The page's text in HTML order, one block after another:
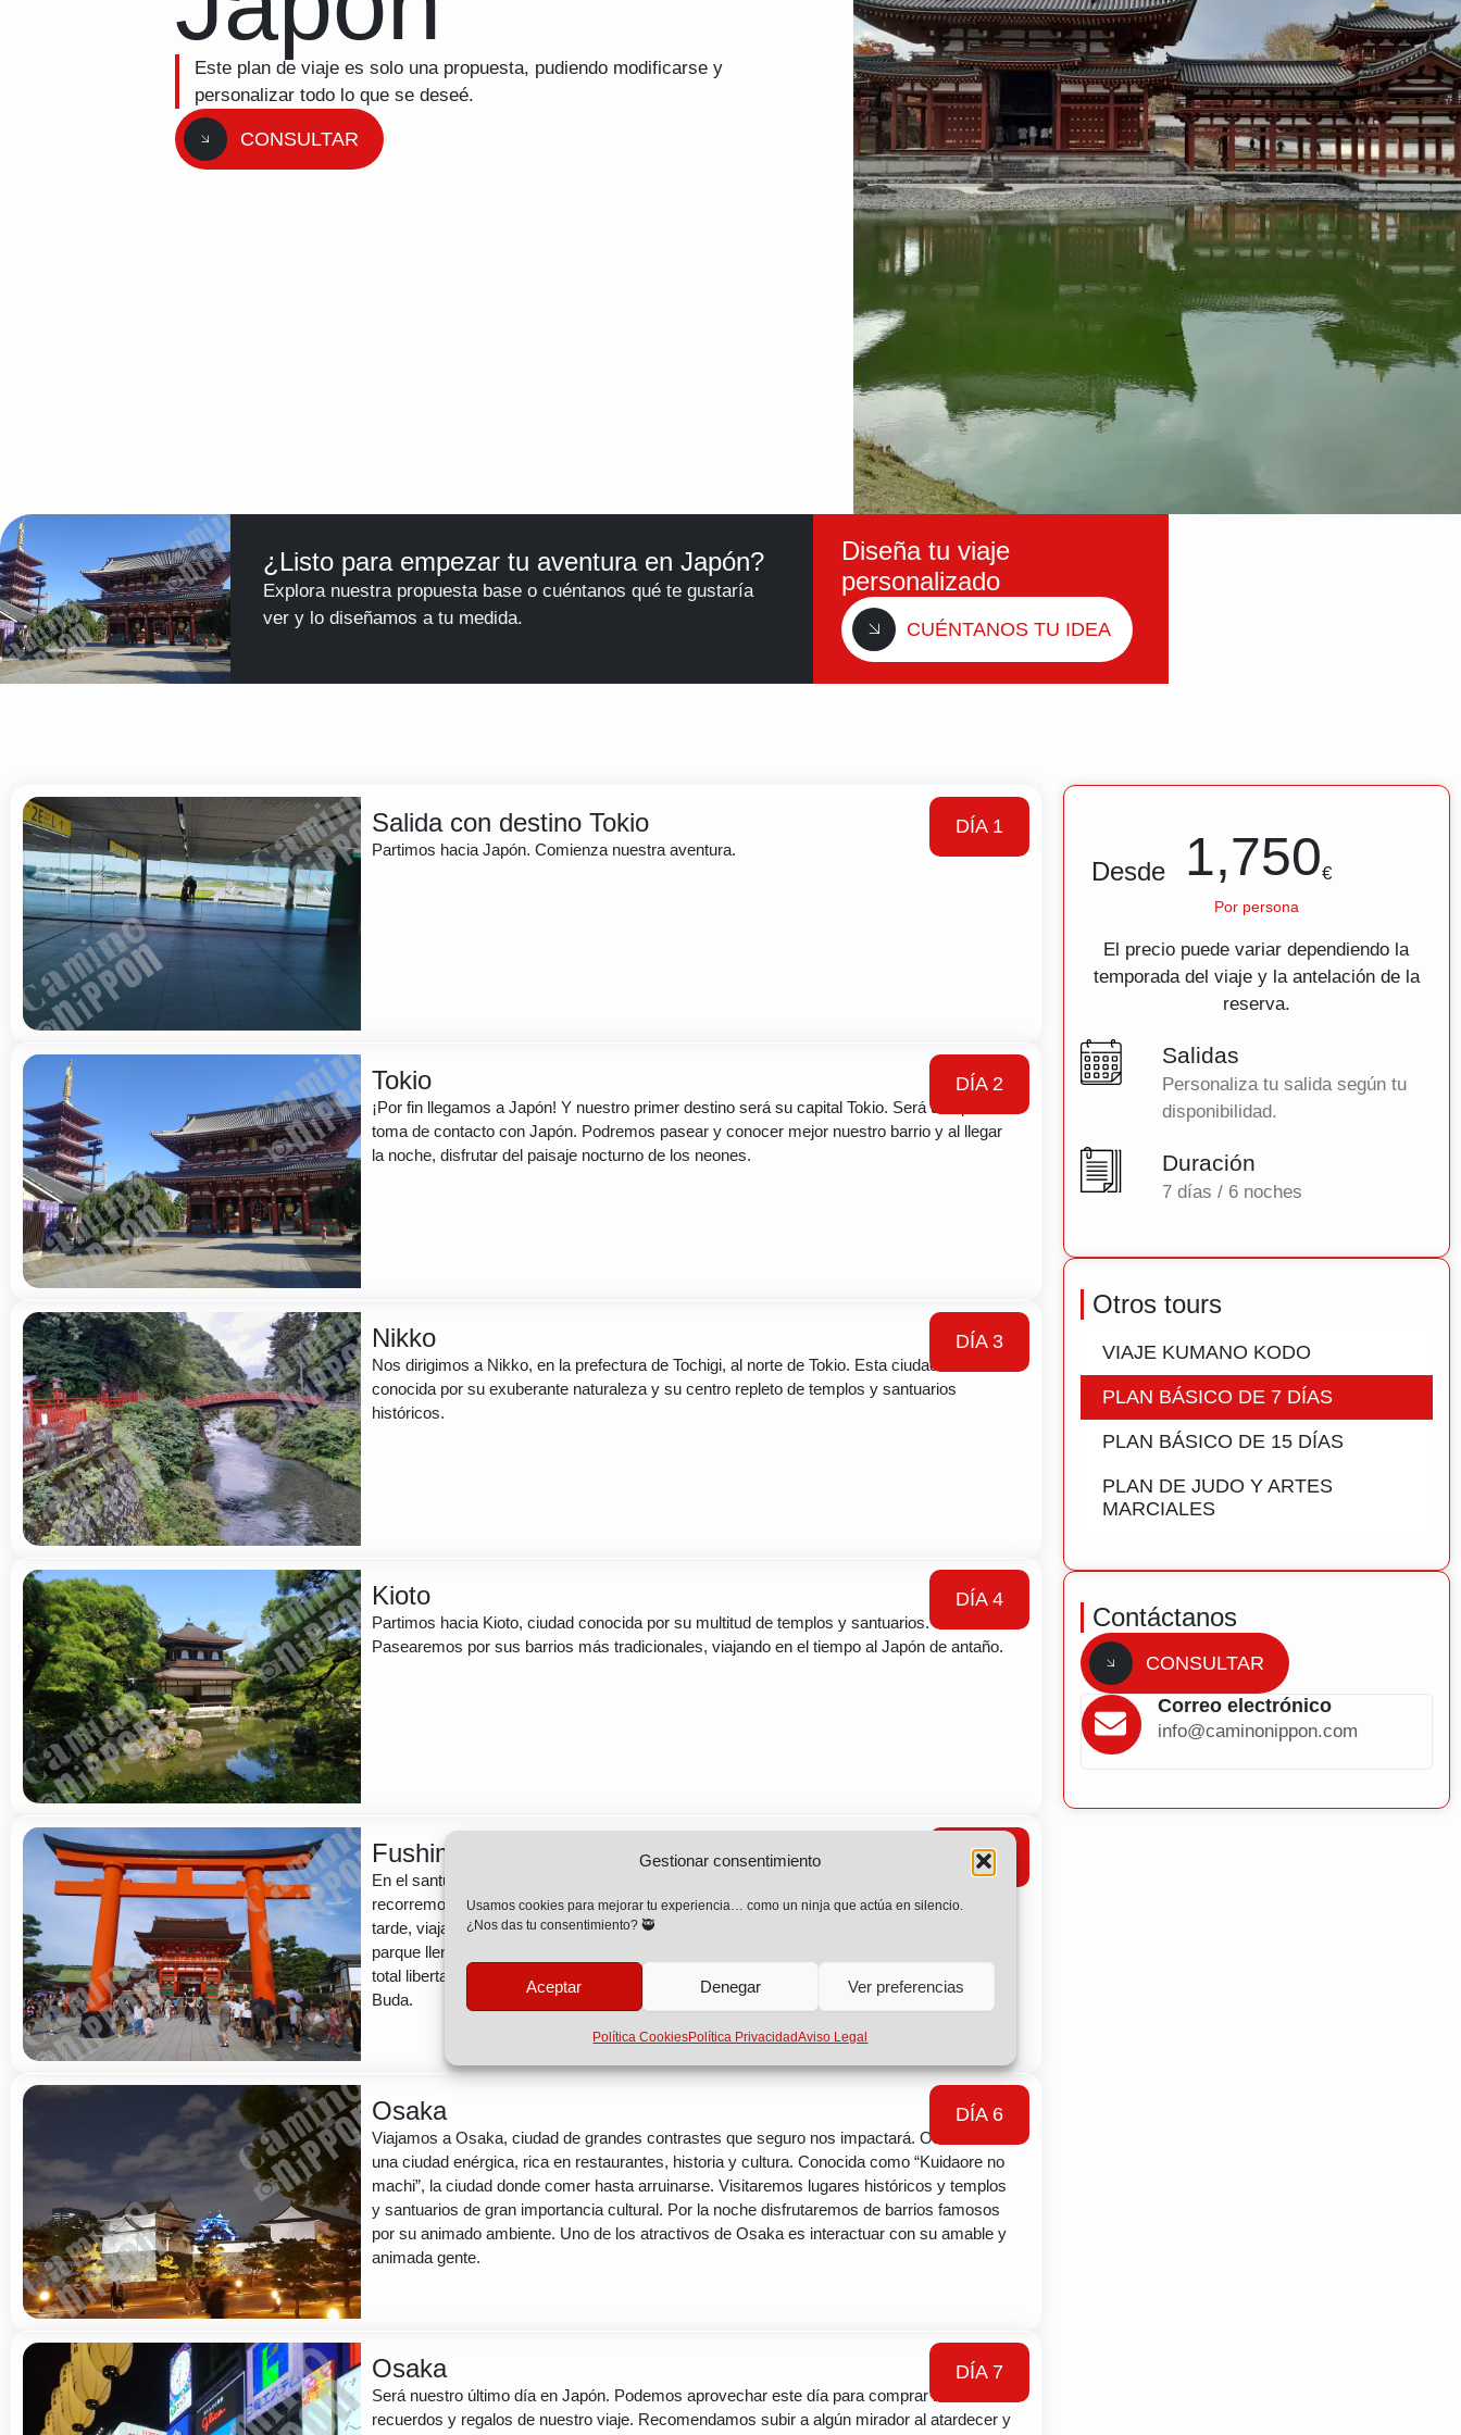
Gestionar consentimiento
Usamos cookies para mejorar tu experiencia… como un ninja que actúa en silencio.
¿Nos das tu consentimiento? 🥷
Aceptar Denegar Ver preferencias
Política CookiesPolítica PrivacidadAviso Legal
Este plan de viaje es solo una propuesta, pudiendo modificarse y
personalizar todo lo que se deseé.
CONSULTAR
¿Listo para empezar tu aventura en Japón?
Explora nuestra propuesta base o cuéntanos qué te gustaría
ver y lo diseñamos a tu medida.
Diseña tu viaje
personalizado
CUÉNTANOS TU IDEA
Desde 1,750€
Por persona
El precio puede variar dependiendo la
temporada del viaje y la antelación de la
reserva.
Salidas
Personaliza tu salida según tu
disponibilidad.
Duración
7 días / 6 noches
Otros tours
VIAJE KUMANO KODO
PLAN BÁSICO DE 7 DÍAS
PLAN BÁSICO DE 15 DÍAS
PLAN DE JUDO Y ARTES
MARCIALES
Contáctanos
CONSULTAR
Correo electrónico
info@caminonippon.com
DÍA 1
Salida con destino Tokio
Partimos hacia Japón. Comienza nuestra aventura.
DÍA 2
Tokio
¡Por fin llegamos a Japón! Y nuestro primer destino será su capital Tokio. Será una primera
toma de contacto con Japón. Podremos pasear y conocer mejor nuestro barrio y al llegar
la noche, disfrutar del paisaje nocturno de los neones.
DÍA 3
Nikko
Nos dirigimos a Nikko, en la prefectura de Tochigi, al norte de Tokio. Esta ciudad es
conocida por su exuberante naturaleza y su centro repleto de templos y santuarios
históricos.
DÍA 4
Kioto
Partimos hacia Kioto, ciudad conocida por su multitud de templos y santuarios.
Pasearemos por sus barrios más tradicionales, viajando en el tiempo al Japón de antaño.
DÍA 5
Fushimi Inari – Nara
En el santuario Fushimi Inari Taisha, podremos subir el sagrado monte Inari mientras
recorremos los miles detorii, que nos guiarán por el ascenso a sus tres cimas. Por la
tarde, viajamos a la antigua capital del país, Nara, donde visitaremos el Parque Nara, un
parque lleno de templos y santuarios donde los ciervos se mueven entre las personas con
total libertad. Hay una visita obligatoria al templo Todaiji, famoso por su estatua del Gran
Buda.
DÍA 6
Osaka
Viajamos a Osaka, ciudad de grandes contrastes que seguro nos impactará. Osaka es
una ciudad enérgica, rica en restaurantes, historia y cultura. Conocida como “Kuidaore no
machi”, la ciudad donde comer hasta arruinarse. Visitaremos lugares históricos y templos
y santuarios de gran importancia cultural. Por la noche disfrutaremos de barrios famosos
por su animado ambiente. Uno de los atractivos de Osaka es interactuar con su amable y
animada gente.
DÍA 7
Osaka
Será nuestro último día en Japón. Podemos aprovechar este día para comprar los últimos
recuerdos y regalos de nuestro viaje. Recomendamos subir a algún mirador al atardecer y